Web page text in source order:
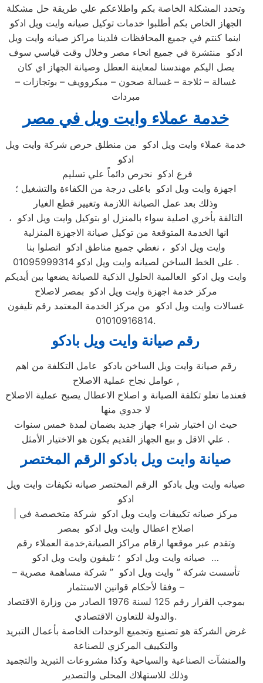
وتحدد المشكلة الخاصة بكم واطلاعكم علي طريقة حل مشكلة
الجهاز الخاص بكم أطلبوا خدمات توكيل صيانه وايت ويل ادكو
اينما كنتم في جميع المحافظات فلدينا مراكز صيانه وايت ويل
ادكو منتشرة في جميع انحاء مصر وخلال وقت قياسي سوف
يصل اليكم مهندسنا لمعاينة العطل وصيانة الجهاز اي كان
غسالة – ثلاجة – غسالة صحون – ميكروويف – بوتجازات –
مبردات
خدمة عملاء وايت ويل في مصر
خدمة عملاء وايت ويل ادكو من منطلق حرص شركة وايت ويل
ادكو
فرع ادكو نحرص دائماً علي تسليم
اجهزة وايت ويل ادكو باعلى درجة من الكفاءة والتشغيل ؛
وذلك بعد عمل الصيانة اللازمة وتغيير قطع الغيار
التالفة بأخري اصلية سواء بالمنزل او بتوكيل وايت ويل ادكو ،
انها الخدمة المتوقعة من توكيل صيانة الاجهزة المنزلية
وايت ويل ادكو ، نغطي جميع مناطق ادكو اتصلوا بنا
على الخط الساخن لصيانه وايت ويل ادكو 01095999314 .
وايت ويل ادكو العالمية الحلول الذكية للصيانة يضعها بين أيديكم
مركز خدمة اجهزة وايت ويل ادكو بمصر لاصلاح
غسالات وايت ويل ادكو من مركز الخدمة المعتمد رقم تليفون
01010916814.
رقم صيانة وايت ويل بادكو
رقم صيانة وايت ويل الساخن بادكو عامل التكلفة من اهم
عوامل نجاح عملية الاصلاح ,
فعندما تعلو تكلفة الصيانة و اصلاح الاعطال يصبح عملية الاصلاح
لا جدوي منها
حيث ان اختيار شراء جهاز جديد بضمان لمدة خمس سنوات
علي الاقل و بيع الجهاز القديم يكون هو الاختيار الأمثل .
صيانة وايت ويل بادكو الرقم المختصر
صيانه وايت ويل بادكو الرقم المختصر صيانه تكيفات وايت ويل
ادكو
اصلاح اعطال وايت ويل ادكو بمصر
وتقدم عبر موقعها ارقام مراكز الصيانة,خدمة العملاء رقم
صيانه وايت ويل ادكو ؛ تليفون وايت ويل ادكو …
تأسست شركة ” وايت ويل ادكو ” شركة مساهمة مصرية –
وفقا لأحكام قوانين الاستثمار –
بموجب القرار رقم 125 لسنة 1976 الصادر من وزارة الاقتصاد
والدولة للتعاون الاقتصادي.
غرض الشركة هو تصنيع وتجميع الوحدات الخاصة بأعمال التبريد
والتكييف المركزي للصناعة
والمنشآت الصناعية والسياحية وكذا مشروعات التبريد والتجميد
وذلك للاستهلاك المحلى والتصدير